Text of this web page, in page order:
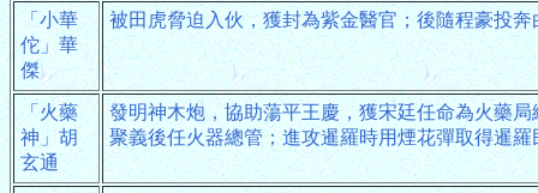
「小華
佗」華
傑
被田虎脅迫入伙，獲封為紫金醫官；後隨程豪投
「火藥
神」胡
玄通
發明神木炮，協助蕩平王慶，獲宋廷任命為火藥
聚義後任火器總管；進攻暹羅時用煙花彈取得暹